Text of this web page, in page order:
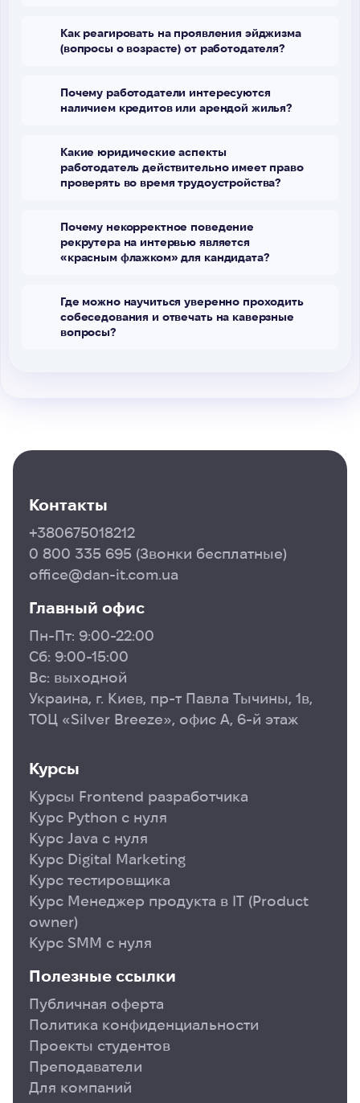
Как реагировать на проявления эйджизма
(вопросы о возрасте) от работодателя?
Почему работодатели интересуются
наличием кредитов или арендой жилья?
Какие юридические аспекты
работодатель действительно имеет право
проверять во время трудоустройства?
Почему некорректное поведение
рекрутера на интервью является
«красным флажком» для кандидата?
Где можно научиться уверенно проходить
собеседования и отвечать на каверзные
вопросы?
Контакты
+380675018212
0 800 335 695 (Звонки бесплатные)
office@dan-it.com.ua
Главный офис
Пн-Пт: 9:00-22:00
Сб: 9:00-15:00
Вс: выходной
Украина, г. Киев, пр-т Павла Тычины, 1в,
ТОЦ «Silver Breeze», офис А, 6-й этаж
Курсы
Курсы Frontend разработчика
Курс Python с нуля
Курс Java с нуля
Курс Digital Marketing
Курс тестировщика
Курс Менеджер продукта в ІТ (Product
owner)
Курс SMM с нуля
Полезные ссылки
Публичная оферта
Политика конфиденциальности
Проекты студентов
Преподаватели
Для компаний